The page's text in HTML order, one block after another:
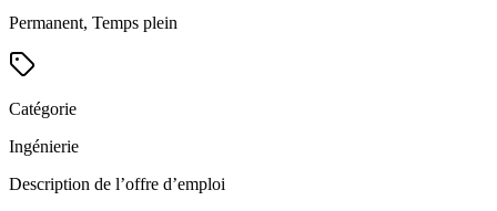
Permanent, Temps plein
Catégorie
Ingénierie
Description de l’offre d’emploi